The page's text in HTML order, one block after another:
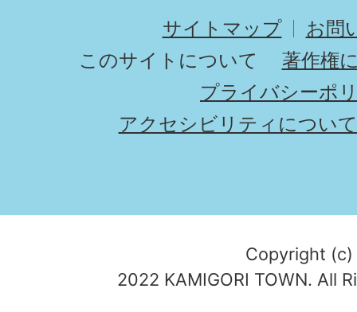
サイトマップ
お問
このサイトについて
著作権
プライバシーポ
アクセシビリティについて
Copyright (c)
2022 KAMIGORI TOWN. All